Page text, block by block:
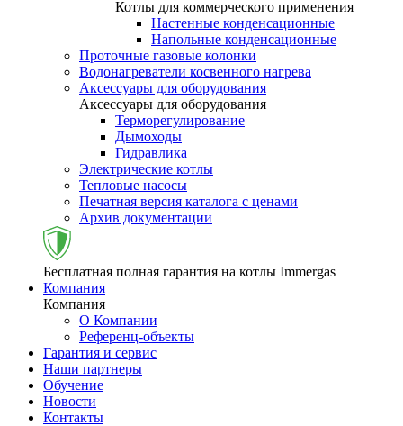
Котлы для коммерческого применения
Настенные конденсационные
Напольные конденсационные
Проточные газовые колонки
Водонагреватели косвенного нагрева
Аксессуары для оборудования
Аксессуары для оборудования
Терморегулирование
Дымоходы
Гидравлика
Электрические котлы
Тепловые насосы
Печатная версия каталога с ценами
Архив документации
Бесплатная полная гарантия на котлы Immergas
Компания
Компания
О Компании
Референц-объекты
Гарантия и сервис
Наши партнеры
Обучение
Новости
Контакты